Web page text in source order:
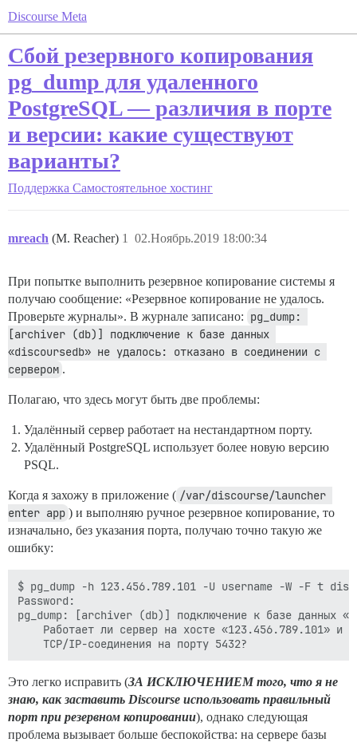
Discourse Meta
Сбой резервного копирования
pg_dump для удаленного
PostgreSQL — различия в порте
и версии: какие существуют
варианты?
Поддержка Самостоятельное хостинг
mreach (M. Reacher) 02.Ноябрь.2019 18:00:34
1
При попытке выполнить резервное копирование системы я
получаю сообщение: «Резервное копирование не удалось.
Проверьте журналы». В журнале записано: pg_dump:
[archiver (db)] подключение к базе данных
«discoursedb» не удалось: отказано в соединении с
сервером .
Полагаю, что здесь могут быть две проблемы:
Удалённый сервер работает на нестандартном порту.
Удалённый PostgreSQL использует более новую версию
PSQL.
Когда я захожу в приложение ( /var/discourse/launcher
enter app ) и выполняю ручное резервное копирование, то
изначально, без указания порта, получаю точно такую же
ошибку:
$ pg_dump -h 123.456.789.101 -U username -W -F t
Password:
pg_dump: [archiver (db)] подключение к базе данных
Это легко исправить (ЗА ИСКЛЮЧЕНИЕМ того, что я не
знаю, как заставить Discourse использовать правильный
порт при резервном копировании), однако следующая
проблема вызывает больше беспокойства: на сервере базы